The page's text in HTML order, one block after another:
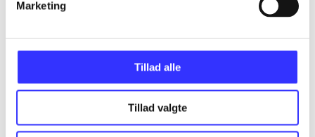
Marketing
Tillad alle
Tillad valgte
Politikens paperbacks